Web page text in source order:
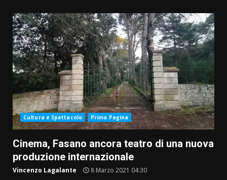
Cultura e Spettacolo Prima Pagina
Cinema, Fasano ancora teatro di una nuova
produzione internazionale
Vincenzo Lagalante 8 Marzo 2021 04:30